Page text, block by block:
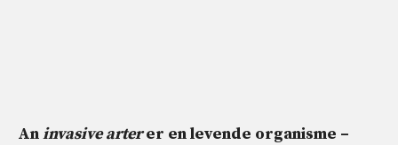
Aninvasive arterer en levende organisme –